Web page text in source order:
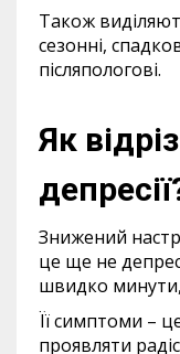
Також
сезонні,
післяпологові.
Як
Знижений
це ще не
швидко минути,
Її симптоми –
проявляти